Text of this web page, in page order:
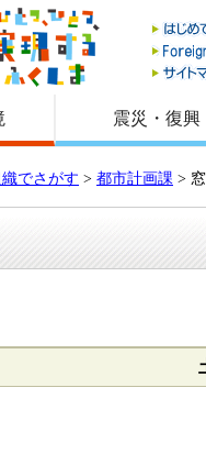
県
震災・復興
でさがす > 都市計画課 >